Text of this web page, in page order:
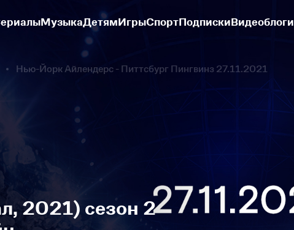
МузыкаДетямИгрыСпортПодпискиВидеоблоги
Нью-Йорк Айлендерс - Питтсбург Пингвинз 27.11.2021
2021) сезон 2